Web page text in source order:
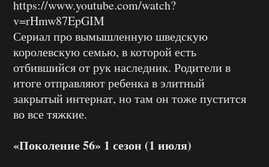
https://www.youtube.com/watch?
v=rHmw87EpGIM
Сериал про вымышленную шведскую
королевскую семью, в которой есть
отбившийся от рук наследник. Родители в
итоге отправляют ребенка в элитный
закрытый интернат, но там он тоже пустится
во все тяжкие.
«Поколение 56» 1 сезон (1 июля)